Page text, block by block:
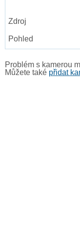
Problém s kamerou
Můžete také přidat